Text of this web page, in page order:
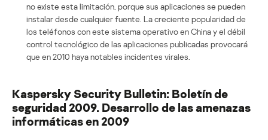
no existe esta limitación, porque sus aplicaciones se pueden
instalar desde cualquier fuente. La creciente popularidad de
los teléfonos con este sistema operativo en China y el débil
control tecnológico de las aplicaciones publicadas provocará
que en 2010 haya notables incidentes virales.
Kaspersky Security Bulletin: Boletín de
seguridad 2009. Desarrollo de las amenazas
informáticas en 2009